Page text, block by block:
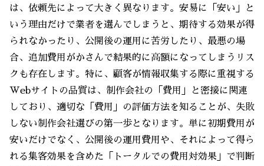
は、依頼先によって大きく異なります。安易に「安い」と
いう理由だけで業者を選んでしまうと、期待する効果が得
られなかったり、公開後の運用に苦労したり、最悪の場
合、追加費用がかさんで結果的に高額になってしまうリス
クも存在します。特に、顧客が情報収集する際に重視する
Webサイトの品質は、制作会社の「費用」と密接に関連
しており、適切な「費用」の評価方法を知ることが、失敗
しない制作会社選びの第一歩となります。単に初期費用が
安いだけでなく、公開後の運用費用や、それによって得ら
れる集客効果を含めた「トータルでの費用対効果」で判断